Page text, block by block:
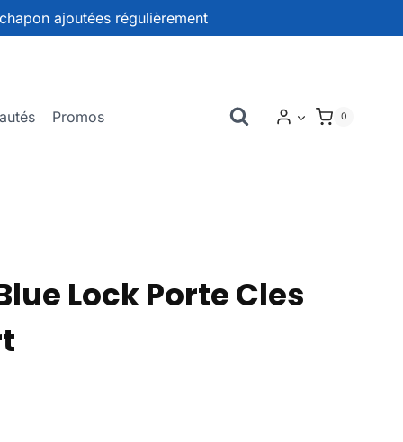
ajoutées régulièrement
Promos 0
Lock Porte Cles